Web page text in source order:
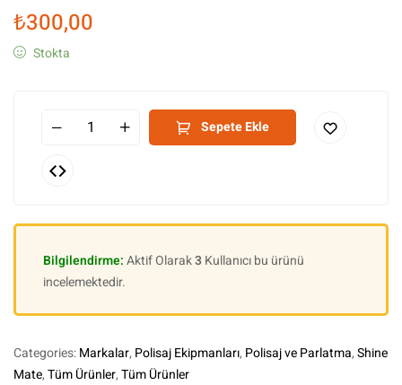
₺300,00
Stokta
Sepete Ekle
Bilgilendirme:Aktif Olarak3Kullanıcı bu ürünü
incelemektedir.
Categories:Markalar, Polisaj Ekipmanları, Polisaj ve Parlatma,Shine
Mate,Tüm Ürünler,Tüm Ürünler